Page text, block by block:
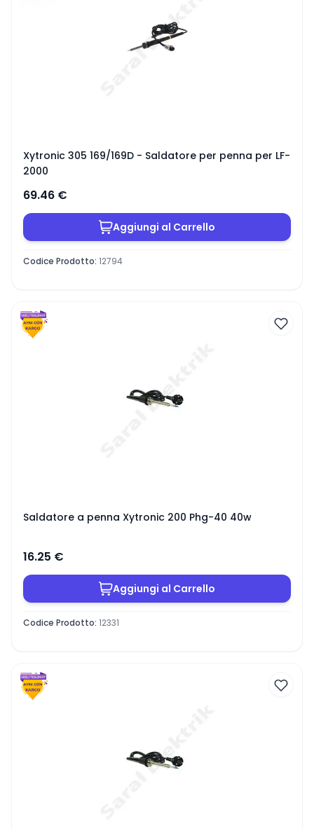
Xytronic 305 169/169D - Saldatore per penna per LF-
2000
69.46 €
Aggiungi al Carrello
Codice Prodotto: 12794
Saldatore a penna Xytronic 200 Phg-40 40w
16.25 €
Aggiungi al Carrello
Codice Prodotto: 12331